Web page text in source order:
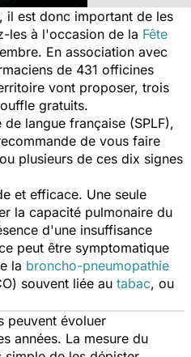
il est donc important de les
les à l'occasion de la Fête
En association avec
de 431 officines
vont proposer, trois
gratuits.
langue française (SPLF),
de vous faire
plusieurs de ces dix signes
et efficace. Une seule
la capacité pulmonaire du
d'une insuffisance
peut être symptomatique
la broncho-pneumopathie
souvent liée au tabac, ou
peuvent évoluer
années. La mesure du